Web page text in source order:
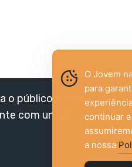
o público jovem,
com um olhar
O Jovem
para
continuar
a nossa